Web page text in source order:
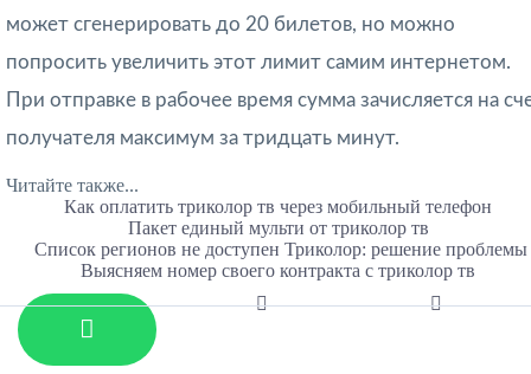
может сгенерировать до 20 билетов, но можно
попросить увеличить этот лимит самим интернетом.
При отправке в рабочее время сумма зачисляется на
получателя максимум за тридцать минут.
Читайте также...
Как оплатить триколор тв через мобильный телефон
Пакет единый мульти от триколор тв
Список регионов не доступен Триколор: решение проблемы
Выясняем номер своего контракта с триколор тв